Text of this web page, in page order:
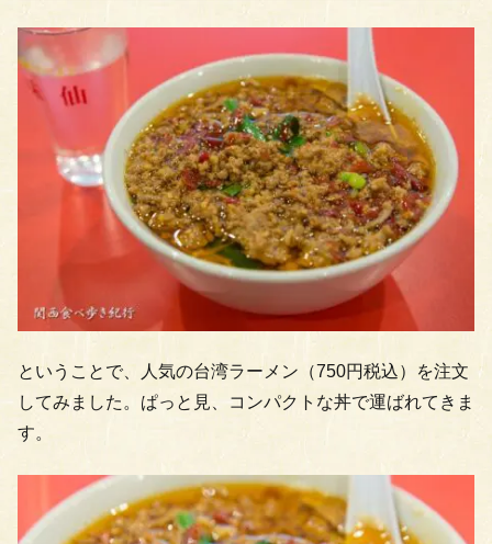
ということで、人気の台湾ラーメン（750円税込）を注文
してみました。ぱっと見、コンパクトな丼で運ばれてきま
す。